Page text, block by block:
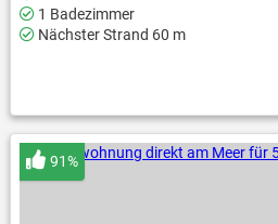
1 Badezimmer
Nächster Strand 60 m
91%